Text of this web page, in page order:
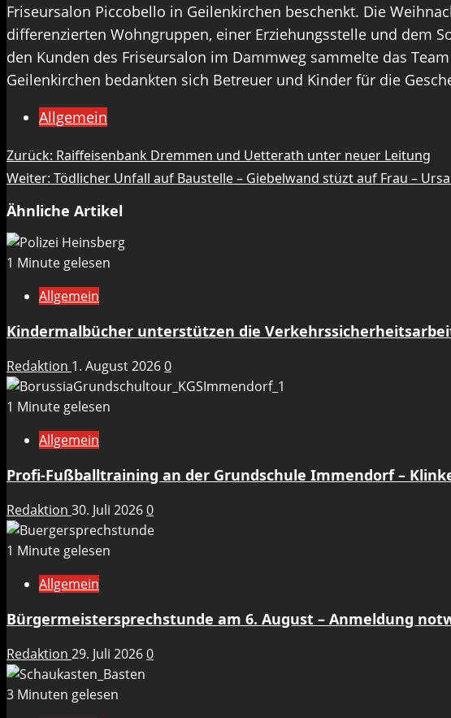
Friseursalon Piccobello in Geilenkirchen beschenkt. Die
differenzierten Wohngruppen, einer Erziehungsstelle und dem
den Kunden des Friseursalon im Dammweg sammelte das
Geilenkirchen bedankten sich Betreuer und Kinder für die
Allgemein
Beitragsnavigation
Zurück: Raiffeisenbank Dremmen und Uetterath unter neuer Leitung
Weiter: Tödlicher Unfall auf Baustelle – Giebelwand stüzt auf Frau –
Ähnliche Artikel
1 Minute gelesen
Allgemein
Kindermalbücher unterstützen die
Redaktion 1. August 20260
1 Minute gelesen
Allgemein
Profi-Fußballtraining an der Grundschule Immendorf –
Redaktion 30. Juli 20260
1 Minute gelesen
Allgemein
Bürgermeistersprechstunde am 6. August – Anmeldung
Redaktion 29. Juli 20260
3 Minuten gelesen